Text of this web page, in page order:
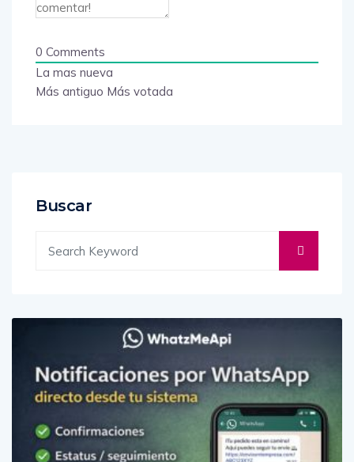
0 Comments
La mas nueva
Más antiguo Más votada
Buscar